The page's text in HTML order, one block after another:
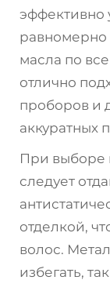
эффективно
равномерно
масла по
отлично
проборов и
аккуратных
При выборе
следует
отделкой,
волос.
избегать,